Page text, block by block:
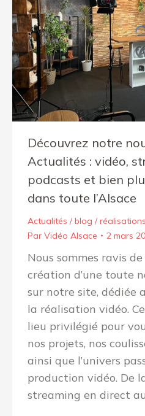
Découvrez notre
Actualités : vidéo,
podcasts et bien
dans toute l’Alsace
Actualités / blog /
Par Vidéo Alsace 2 mars
Nous sommes ravis
création d’une toute
sur notre site, dédiée
la réalisation vidéo.
lieu privilégié pour
nos projets, nos
ainsi que l’univers
production vidéo. De
streaming en direct